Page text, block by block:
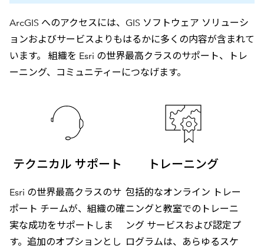
ArcGIS へのアクセスには、GIS ソフトウェア ソリューシ
ョンおよびサービスよりもはるかに多くの内容が含まれて
います。 組織を Esri の世界最高クラスのサポート、トレ
ーニング、コミュニティーにつなげます。
テクニカル サポート
Esri の世界最高クラスのサ
ポート チームが、組織の確
実な成功をサポートしま
す。追加のオプションとし
トレーニング
包括的なオンライン トレー
ニングと教室でのトレーニ
ング サービスおよび認定プ
ログラムは、あらゆるスケ